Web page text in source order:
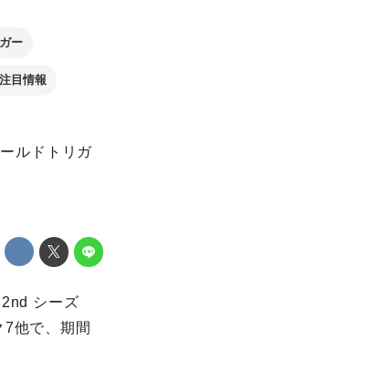
ー
注目情報
ルドトリガ
シーズ
他で、期間